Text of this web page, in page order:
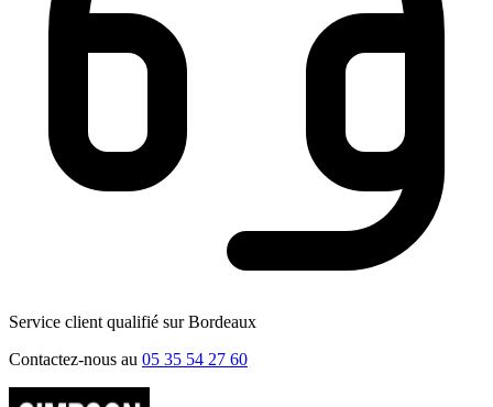
Service client qualifié sur Bordeaux
Contactez-nous au 05 35 54 27 60